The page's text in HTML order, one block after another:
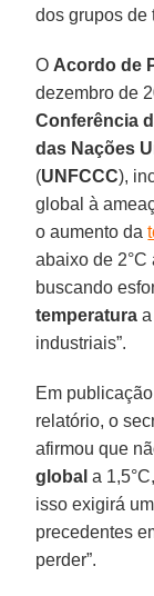
dos grupos de
O Acordo de
dezembro de
Conferência
das Nações
(UNFCCC),
global à
o aumento da
abaixo de
buscando
temperatura
industriais”.
Em
relatório, o
afirmou que
global a
isso exigirá
precedentes
perder”.